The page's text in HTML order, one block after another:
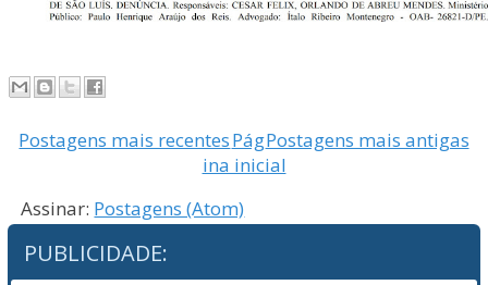
Postagens mais recentes Postagens mais antigas
Pág
ina inicial
Assinar: Postagens (Atom)
PUBLICIDADE: